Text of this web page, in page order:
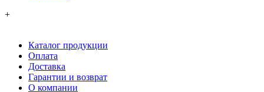
+
Каталог продукции
Оплата
Доставка
Гарантии и возврат
О компании